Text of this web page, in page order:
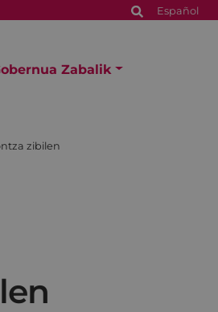
Español
Zabalik
zibilen